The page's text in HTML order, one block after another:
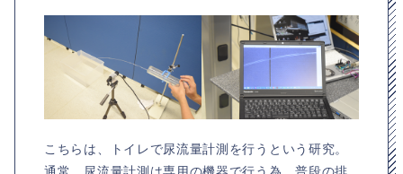
こちらは、トイレで尿流量計測を行うという研究。